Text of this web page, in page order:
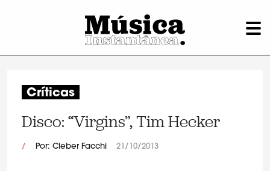
Críticas
Disco: “Virgins”, Tim Hecker
/ Por: Cleber Facchi 21/10/2013